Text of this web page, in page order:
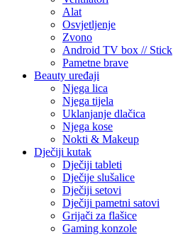
Alat
Osvjetljenje
Zvono
Android TV box // Stick
Pametne brave
Beauty uređaji
Njega lica
Njega tijela
Uklanjanje dlačica
Njega kose
Nokti & Makeup
Dječiji kutak
Dječiji tableti
Dječije slušalice
Dječiji setovi
Dječiji pametni satovi
Grijači za flašice
Gaming konzole